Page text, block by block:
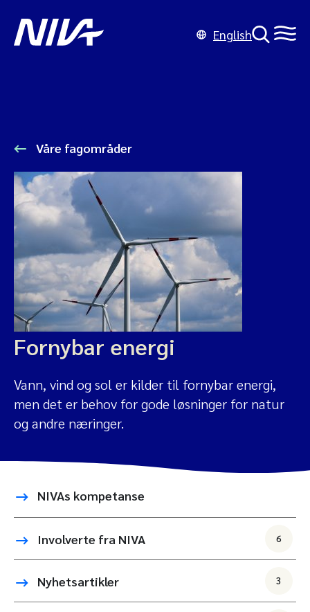
English
Våre fagområder
Fornybar energi
Vann, vind og sol er kilder til fornybar energi,
men det er behov for gode løsninger for natur
og andre næringer.
NIVAs kompetanse
Involverte fra NIVA 6
Nyhetsartikler 3